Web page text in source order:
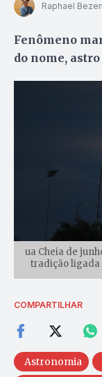
Raphael
Fenômeno
do nome,
ua Cheia de
tradição ligada
COMPARTILHAR
Astronomia